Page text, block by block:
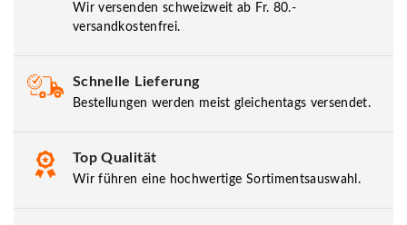
Wir versenden schweizweit ab Fr. 80.-
versandkostenfrei.
Schnelle Lieferung
Bestellungen werden meist gleichentags versendet.
Top Qualität
Wir führen eine hochwertige Sortimentsauswahl.